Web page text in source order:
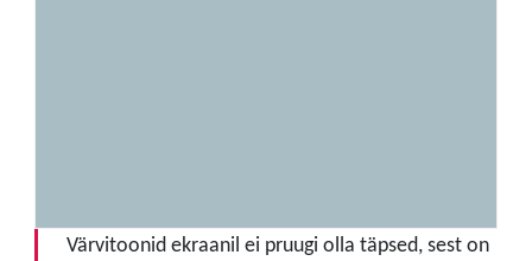
Värvitoonid ekraanil ei pruugi olla täpsed, sest on